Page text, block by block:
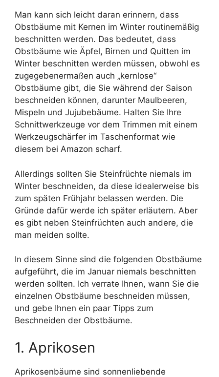
Man kann sich leicht daran erinnern, dass
Obstbäume mit Kernen im Winter routinemäßig
beschnitten werden. Das bedeutet, dass
Obstbäume wie Äpfel, Birnen und Quitten im
Winter beschnitten werden müssen, obwohl es
zugegebenermaßen auch „kernlose“
Obstbäume gibt, die Sie während der Saison
beschneiden können, darunter Maulbeeren,
Mispeln und Jujubebäume. Halten Sie Ihre
Schnittwerkzeuge vor dem Trimmen mit einem
Werkzeugschärfer im Taschenformat wie
diesem bei Amazon scharf.
Allerdings sollten Sie Steinfrüchte niemals im
Winter beschneiden, da diese idealerweise bis
zum späten Frühjahr belassen werden. Die
Gründe dafür werde ich später erläutern. Aber
es gibt neben Steinfrüchten auch andere, die
man meiden sollte.
In diesem Sinne sind die folgenden Obstbäume
aufgeführt, die im Januar niemals beschnitten
werden sollten. Ich verrate Ihnen, wann Sie die
einzelnen Obstbäume beschneiden müssen,
und gebe Ihnen ein paar Tipps zum
Beschneiden der Obstbäume.
1. Aprikosen
Aprikosenbäume sind sonnenliebende